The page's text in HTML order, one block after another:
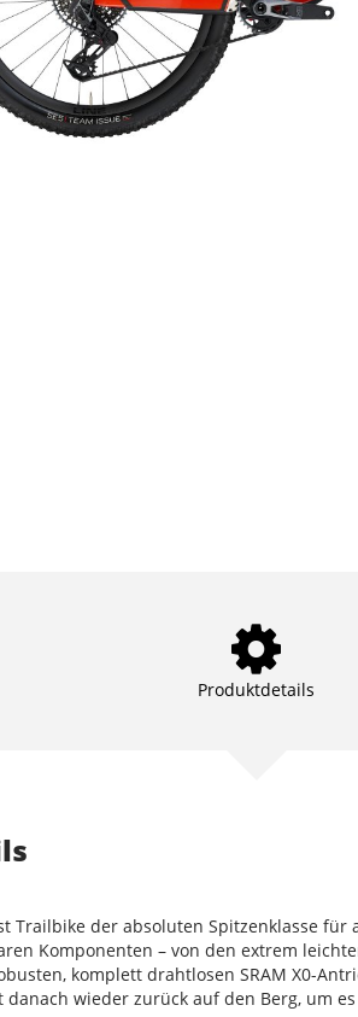
Produktdetails
ist Trailbike der absoluten Spitzenklasse
Komponenten – von den extrem
komplett drahtlosen SRAM X0-
wieder zurück auf den Berg, um